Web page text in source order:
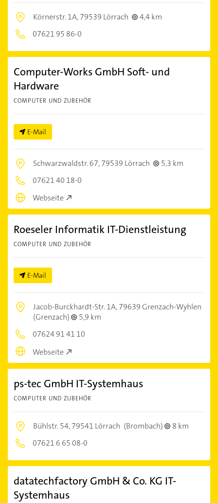
Körnerstr. 1A,79539 Lörrach
4,4 km
07621 95 86-0
Computer-Works GmbH Soft- und
Hardware
COMPUTER UND ZUBEHÖR
E-Mail
Schwarzwaldstr. 67,79539 Lörrach
5,3 km
07621 40 18-0
Webseite
Roeseler Informatik IT-Dienstleistung
COMPUTER UND ZUBEHÖR
E-Mail
Jacob-Burckhardt-Str. 1A,79639 Grenzach-Wyhlen
(Grenzach)
5,9 km
07624 91 41 10
Webseite
ps-tec GmbH IT-Systemhaus
COMPUTER UND ZUBEHÖR
Bühlstr. 54,79541 Lörrach (Brombach)
8 km
07621 6 65 08-0
datatechfactory GmbH & Co. KG IT-
Systemhaus